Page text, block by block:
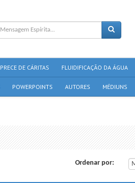
PRECE DE CÁRITAS FLUIDIFICAÇÃO DA ÁGUA
POWERPOINTS AUTORES MÉDIUNS
Ordenar por: